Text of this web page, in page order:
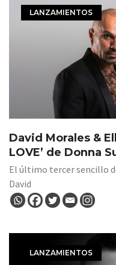
LANZAMIENTOS
David Morales &
LOVE’ de Donna
El último tercer sencillo
David
LANZAMIENTOS